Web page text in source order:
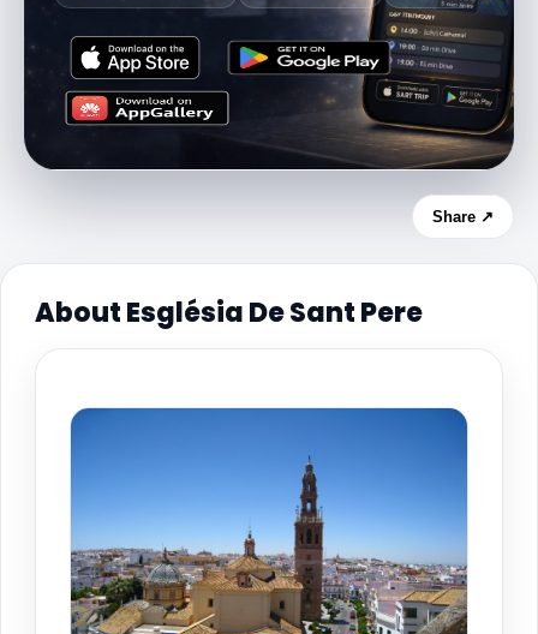
Share ↗
About Església De Sant Pere